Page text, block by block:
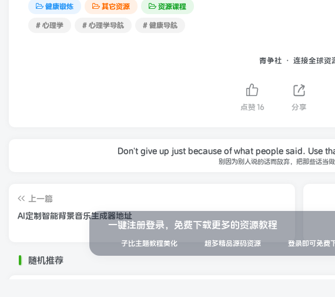
健康锻炼 其它资源 资源课程
# 心理学 # 心理学导航 # 健康导航
青争社 · 连接全球资
点赞 16 分享
Don't give up just because of what people said. Use
别因为别人说的话而放弃，把那些话当
上一篇
AI定制智能背景音乐生成器地址
随机推荐
一键注册登录，免费下载更多的资源教程
子比主题教程美化 超多精品源码资源 登录即可免费